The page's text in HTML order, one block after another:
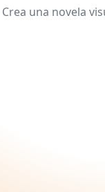
Crea una novela